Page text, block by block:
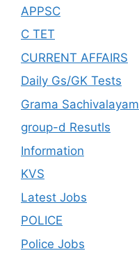
APPSC
C TET
CURRENT AFFAIRS
Daily Gs/GK Tests
Grama Sachivalayam
group-d Resutls
Information
KVS
Latest Jobs
POLICE
Police Jobs